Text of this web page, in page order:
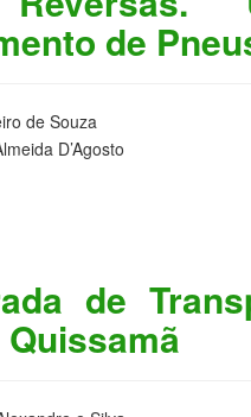
de
de Souza
D’Agosto
de